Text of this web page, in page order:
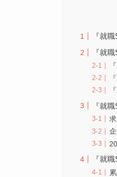
『就
『就
『就
『就